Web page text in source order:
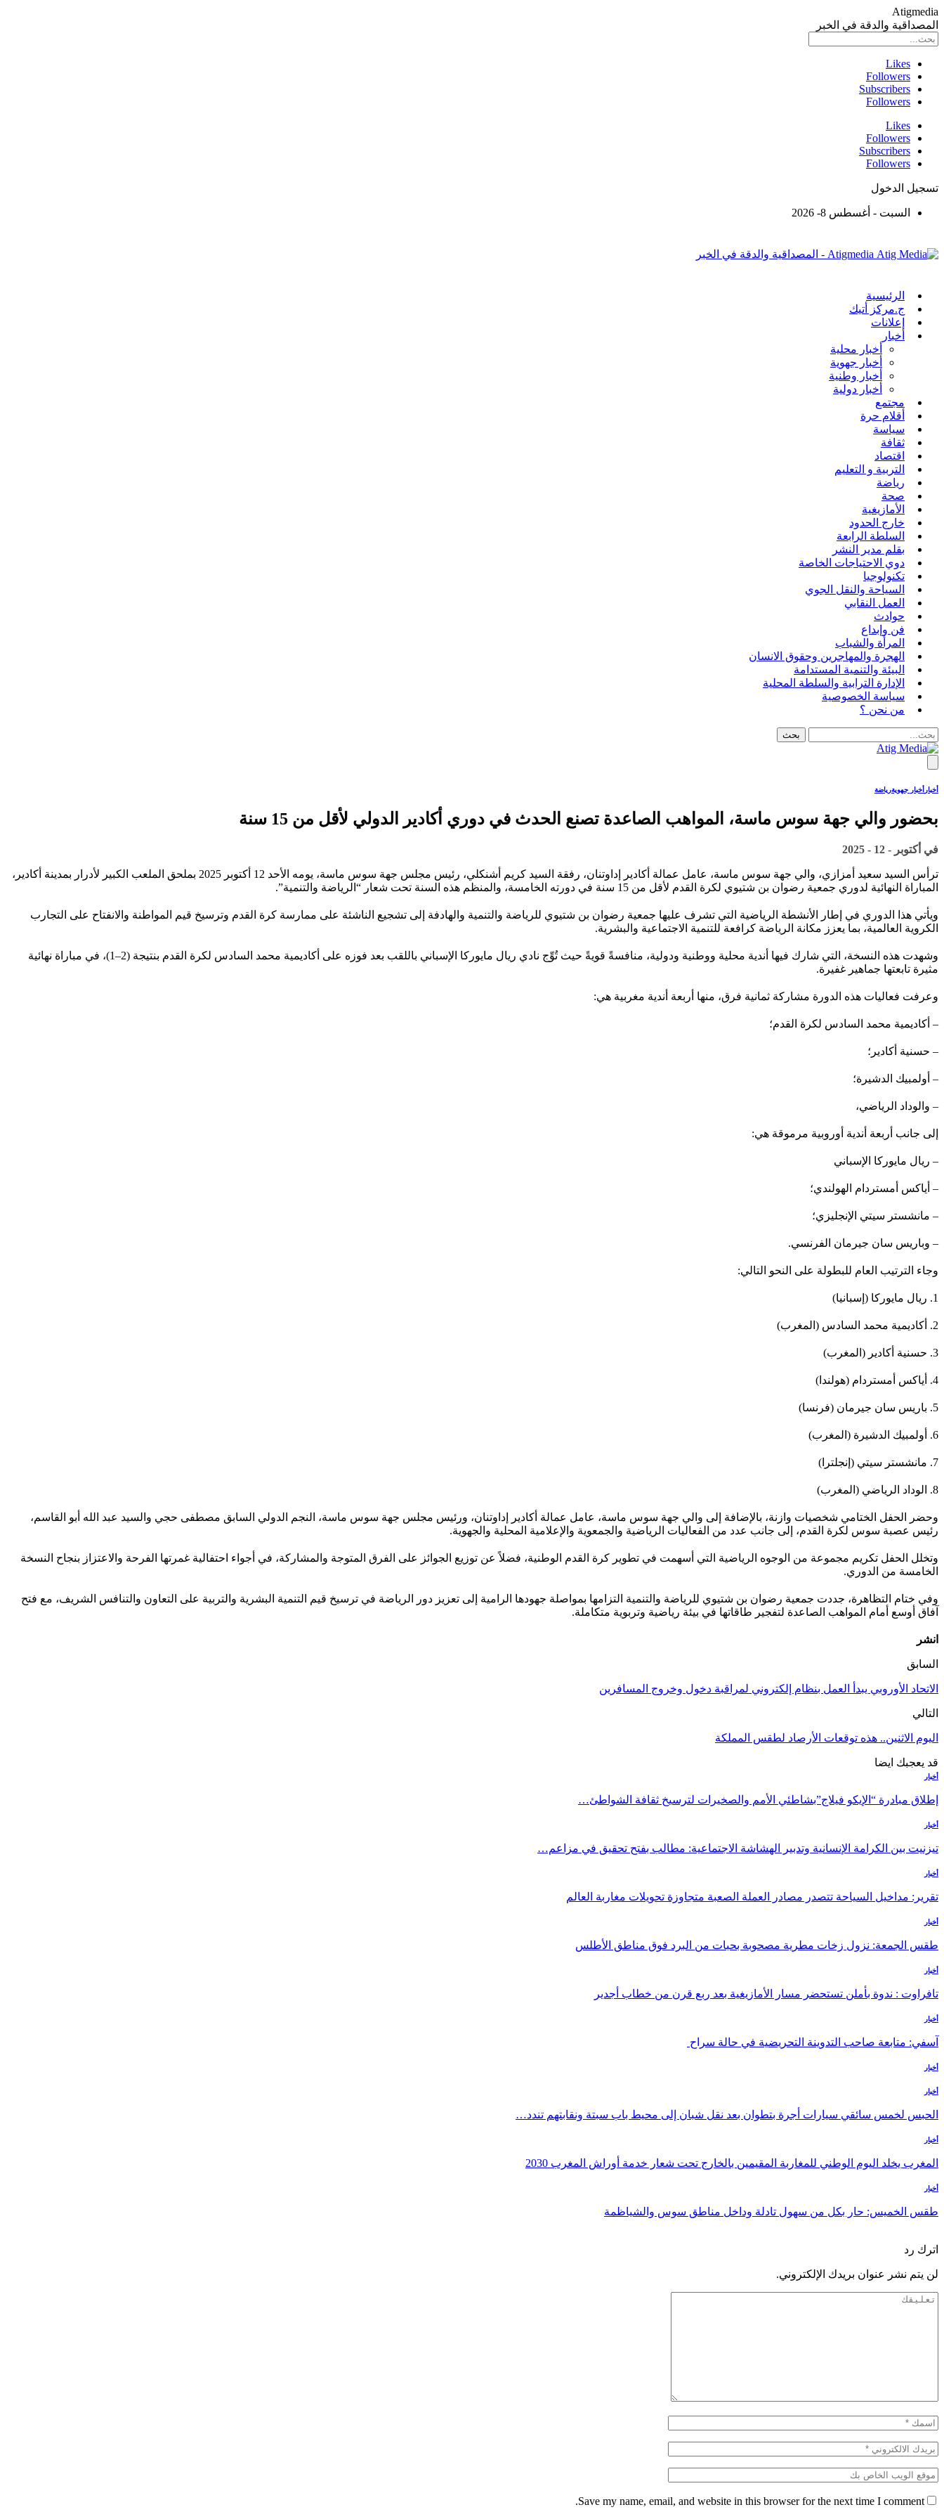
Atigmedia
المصداقية والدقة في الخبر
Likes
Followers
Subscribers
Followers
Likes
Followers
Subscribers
Followers
تسجيل الدخول
السبت - أغسطس 8- 2026
Atigmedia - المصداقية والدقة في الخبر
الرئيسية
ج.مركز أتيك
إعلانات
أخبار
أخبار محلية
أخبار جهوية
أخبار وطنية
أخبار دولية
مجتمع
أقلام حرة
سياسة
ثقافة
اقتصاد
التربية و التعليم
رياضة
صحة
الأمازيغية
خارج الحدود
السلطة الرابعة
بقلم مدير النشر
دوي الاحتياجات الخاصة
تكنولوجيا
السياحة والنقل الجوي
العمل النقابي
حوادث
فن وإبداع
المرأة والشباب
الهجرة والمهاجرين وحقوق الانسان
البيئة والتنمية المستدامة
الإدارة الترابية والسلطة المحلية
سياسة الخصوصية
من نحن ؟
أخبار أخبار جهويةرياضة
بحضور والي جهة سوس ماسة، المواهب الصاعدة تصنع الحدث في دوري أكادير الدولي لأقل من 15 سنة
في أكتوبر - 12 - 2025
ترأس السيد سعيد أمزازي، والي جهة سوس ماسة، عامل عمالة أكادير إداوتنان، رفقة السيد كريم أشنكلي، رئيس مجلس جهة سوس ماسة، يومه الأحد 12 أكتوبر 2025 بملحق الملعب الكبير لأدرار بمدينة أكادير،
المباراة النهائية لدوري جمعية رضوان بن شتيوي لكرة القدم لأقل من 15 سنة في دورته الخامسة، والمنظم هذه السنة تحت شعار “الرياضة والتنمية”.
ويأتي هذا الدوري في إطار الأنشطة الرياضية التي تشرف عليها جمعية رضوان بن شتيوي للرياضة والتنمية والهادفة إلى تشجيع الناشئة على ممارسة كرة القدم وترسيخ قيم المواطنة والانفتاح على التجارب
الكروية العالمية، بما يعزز مكانة الرياضة كرافعة للتنمية الاجتماعية والبشرية.
وشهدت هذه النسخة، التي شارك فيها أندية محلية ووطنية ودولية، منافسةً قويةً حيث تُوِّج نادي ريال مايوركا الإسباني باللقب بعد فوزه على أكاديمية محمد السادس لكرة القدم بنتيجة (2–1)، في مباراة نهائية
مثيرة تابعتها جماهير غفيرة.
وعرفت فعاليات هذه الدورة مشاركة ثمانية فرق، منها أربعة أندية مغربية هي:
– أكاديمية محمد السادس لكرة القدم؛
– حسنية أكادير؛
– أولمبيك الدشيرة؛
– والوداد الرياضي،
إلى جانب أربعة أندية أوروبية مرموقة هي:
– ريال مايوركا الإسباني
– أياكس أمستردام الهولندي؛
– مانشستر سيتي الإنجليزي؛
– وباريس سان جيرمان الفرنسي.
وجاء الترتيب العام للبطولة على النحو التالي:
1. ريال مايوركا (إسبانيا)
2. أكاديمية محمد السادس (المغرب)
3. حسنية أكادير (المغرب)
4. أياكس أمستردام (هولندا)
5. باريس سان جيرمان (فرنسا)
6. أولمبيك الدشيرة (المغرب)
7. مانشستر سيتي (إنجلترا)
8. الوداد الرياضي (المغرب)
وحضر الحفل الختامي شخصيات وازنة، بالإضافة إلى والي جهة سوس ماسة، عامل عمالة أكادير إداوتنان، ورئيس مجلس جهة سوس ماسة، النجم الدولي السابق مصطفى حجي والسيد عبد الله أبو القاسم،
رئيس عصبة سوس لكرة القدم، إلى جانب عدد من الفعاليات الرياضية والجمعوية والإعلامية المحلية والجهوية.
وتخلل الحفل تكريم مجموعة من الوجوه الرياضية التي أسهمت في تطوير كرة القدم الوطنية، فضلاً عن توزيع الجوائز على الفرق المتوجة والمشاركة، في أجواء احتفالية غمرتها الفرحة والاعتزاز بنجاح النسخة
الخامسة من الدوري.
وفي ختام التظاهرة، جددت جمعية رضوان بن شتيوي للرياضة والتنمية التزامها بمواصلة جهودها الرامية إلى تعزيز دور الرياضة في ترسيخ قيم التنمية البشرية والتربية على التعاون والتنافس الشريف، مع فتح
آفاق أوسع أمام المواهب الصاعدة لتفجير طاقاتها في بيئة رياضية وتربوية متكاملة.
انشر
السابق
الاتحاد الأوروبي يبدأ العمل بنظام إلكتروني لمراقبة دخول وخروج المسافرين
التالي
اليوم الاثنين.. هذه توقعات الأرصاد لطقس المملكة
قد يعجبك ايضا
أخبار
إطلاق مبادرة “الإيكو فيلاج”بشاطئي الأمم والصخيرات لترسيخ ثقافة الشواطئ…
أخبار
تيزنيت بين الكرامة الإنسانية وتدبير الهشاشة الاجتماعية: مطالب بفتح تحقيق في مزاعم…
أخبار
تقرير: مداخيل السياحة تتصدر مصادر العملة الصعبة متجاوزة تحويلات مغاربة العالم
أخبار
طقس الجمعة: نزول زخات مطرية مصحوبة بحبات من البرد فوق مناطق الأطلس
أخبار
تافراوت : ندوة بأملن تستحضر مسار الأمازيغية بعد ربع قرن من خطاب أجدير
أخبار
آسفي: متابعة صاحب التدوينة التحريضية في حالة سراح
أخبار
أخبار
الحبس لخمس سائقي سيارات أجرة بتطوان بعد نقل شبان إلى محيط باب سبتة ونقابتهم تندد…
أخبار
المغرب يخلد اليوم الوطني للمغاربة المقيمين بالخارج تحت شعار خدمة أوراش المغرب 2030
أخبار
طقس الخميس: ﺣﺎﺭ بكل من سهول تادلة وداخل مناطق سوس والشياظمة
اترك رد
لن يتم نشر عنوان بريدك الإلكتروني.
Save my name, email, and website in this browser for the next time I comment.